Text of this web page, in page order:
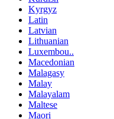
Kyrgyz
Latin
Latvian
Lithuanian
Luxembou..
Macedonian
Malagasy
Malay
Malayalam
Maltese
Maori